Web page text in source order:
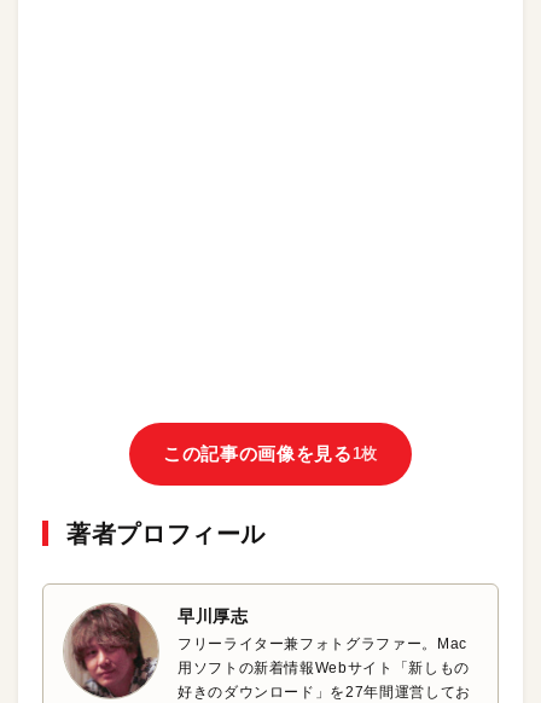
この記事の画像を見る1枚
著者プロフィール
早川厚志
フリーライター兼フォトグラファー。Mac
用ソフトの新着情報Webサイト「新しもの
好きのダウンロード」を27年間運営してお